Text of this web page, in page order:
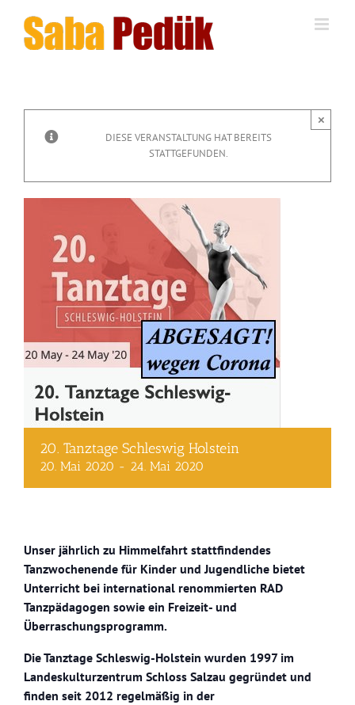
Inhalt
springen
DIESE VERANSTALTUNG HAT BEREITS
STATTGEFUNDEN.
×
20. Tanztage Schleswig Holstein
20. Mai 2020 - 24. Mai 2020
Unser jährlich zu Himmelfahrt stattfindendes
Tanzwochenende für Kinder und Jugendliche bietet
Unterricht bei international renommierten RAD
Tanzpädagogen sowie ein Freizeit- und
Überraschungsprogramm.
Die Tanztage Schleswig-Holstein wurden 1997 im
Landeskulturzentrum Schloss Salzau gegründet und
finden seit 2012 regelmäßig in der